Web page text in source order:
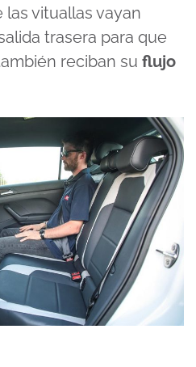
las vituallas vayan
trasera para que
reciban su flujo